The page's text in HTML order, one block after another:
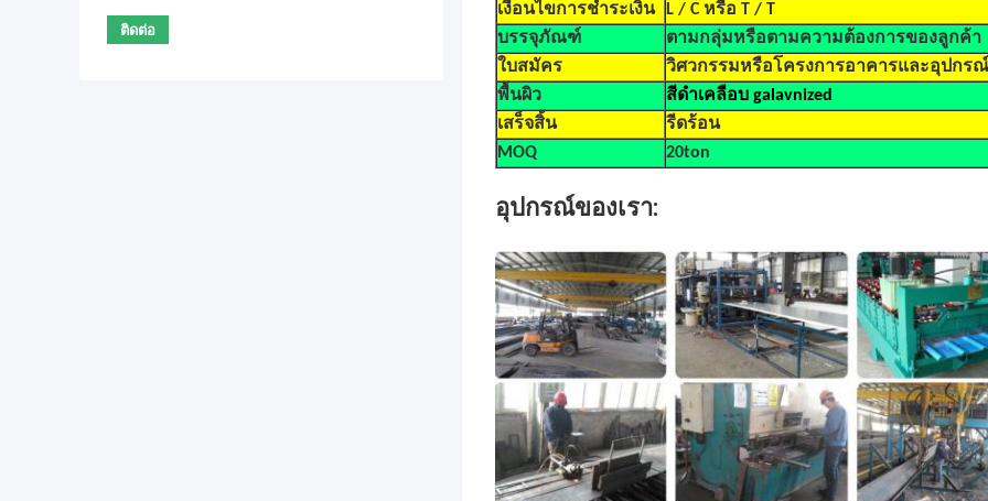
เงื่อนไขการชำระเงิน
L / C หรือ T / T
บรรจุภัณฑ์
ตามกลุ่มหรือตามความต้องการของลูกค้า
ใบสมัคร
วิศวกรรมหรือโครงการอาคารและอุปกร
พื้นผิว
สีดำเคลือบ galavnized
เสร็จสิ้น
รีดร้อน
MOQ
20ton
อุปกรณ์ของเรา: